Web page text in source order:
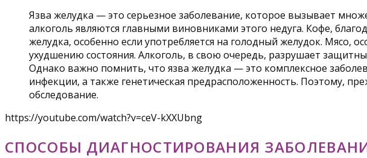
Язва желудка — это серьезное заболевание, которое вызывает
алкоголь являются главными виновниками этого недуга. Кофе,
желудка, особенно если употребляется на голодный желудок.
ухудшению состояния. Алкоголь, в свою очередь, разрушает
Однако важно помнить, что язва желудка — это комплексное
инфекции, а также генетическая предрасположенность. Поэтому,
обследование.
https://youtube.com/watch?v=ceV-kXXUbng
СПОСОБЫ ДИАГНОСТИРОВАНИЯ